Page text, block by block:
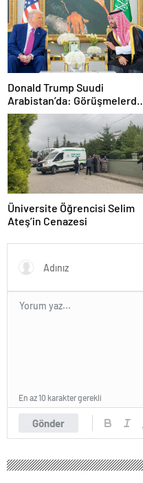
Donald Trump Suudi
Arabistan’da: Görüşmelerde
uyukladı
Üniversite Öğrencisi Selim
Ateş’in Cenazesi
Gönder
En az 10 karakter gerekli